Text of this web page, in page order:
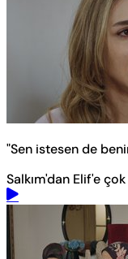
"Sen istesen de
Salkım'dan Elif'e